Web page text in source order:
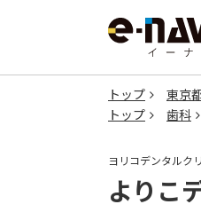
トップ 東京
トップ
歯科
ヨリコデンタルク
よりこ